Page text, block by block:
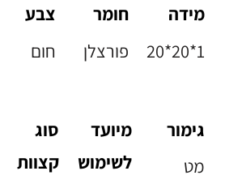
מידה
20*20*1
חומר
פורצלן
צבע
חום
גימור
מט
מיועד
לשימוש
סוג
קצוות